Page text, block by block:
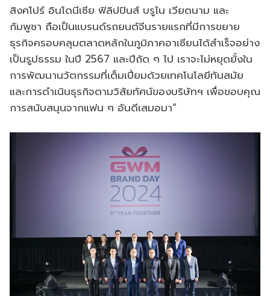
สิงคโปร์ อินโดนีเซีย ฟิลิปปินส์ บรูไน เวียดนาม และ
กัมพูชา ถือเป็นแบรนด์รถยนต์จีนรายแรกที่มีการขยาย
ธุรกิจครอบคลุมตลาดหลักในภูมิภาคอาเซียนได้สำเร็จอย่าง
เป็นรูปธรรม ในปี 2567 และปีถัด ๆ ไป เราจะไม่หยุดยั้งใน
การพัฒนานวัตกรรมที่เต็มเปี่ยมด้วยเทคโนโลยีทันสมัย
และการดำเนินธุรกิจตามวิสัยทัศน์ของบริษัทฯ เพื่อขอบคุณ
การสนับสนุนจากแฟน ๆ อันดีเสมอมา”